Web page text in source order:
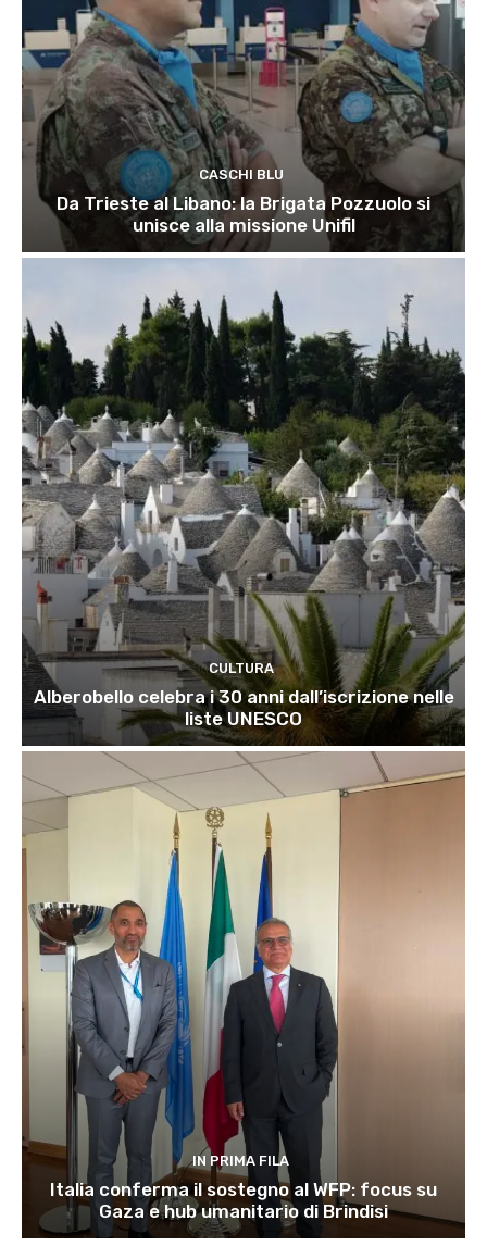
CASCHI BLU
Da Trieste al Libano: la Brigata Pozzuolo si
unisce alla missione Unifil
CULTURA
Alberobello celebra i 30 anni dall’iscrizione nelle
liste UNESCO
IN PRIMA FILA
Italia conferma il sostegno al WFP: focus su
Gaza e hub umanitario di Brindisi